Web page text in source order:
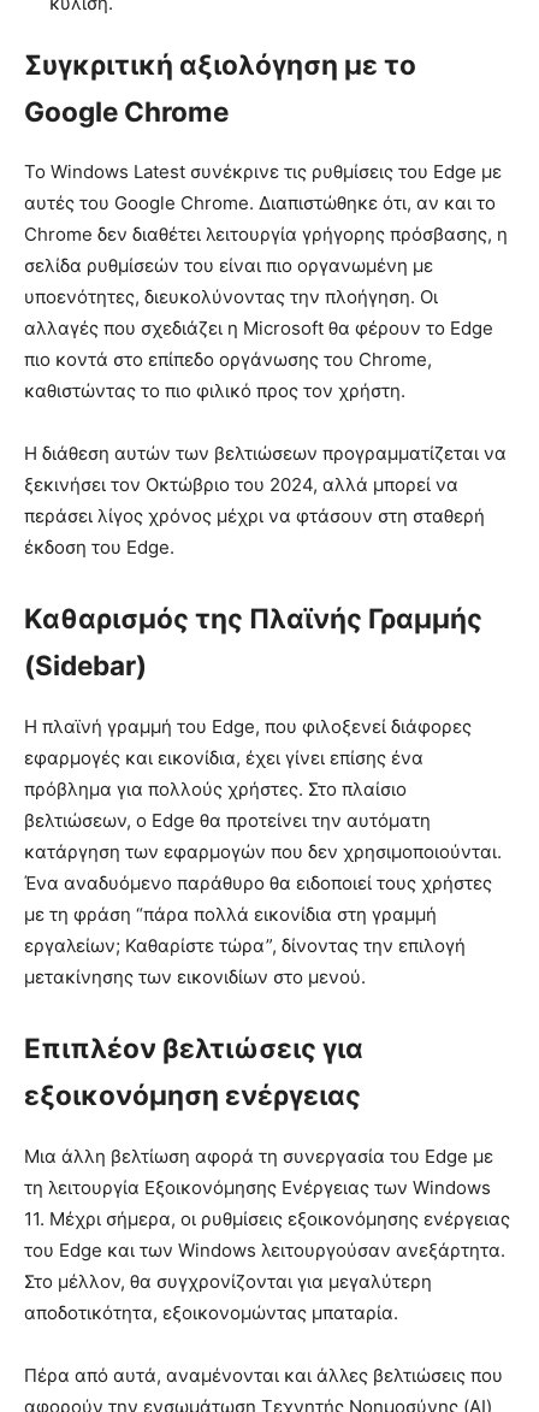
Συγκριτική αξιολόγηση με το
Google Chrome
Το Windows Latest συνέκρινε τις ρυθμίσεις του Edge με
αυτές του Google Chrome. Διαπιστώθηκε ότι, αν και το
Chrome δεν διαθέτει λειτουργία γρήγορης πρόσβασης, η
σελίδα ρυθμίσεών του είναι πιο οργανωμένη με
υποενότητες, διευκολύνοντας την πλοήγηση. Οι
αλλαγές που σχεδιάζει η Microsoft θα φέρουν το Edge
πιο κοντά στο επίπεδο οργάνωσης του Chrome,
καθιστώντας το πιο φιλικό προς τον χρήστη.
Η διάθεση αυτών των βελτιώσεων προγραμματίζεται να
ξεκινήσει τον Οκτώβριο του 2024, αλλά μπορεί να
περάσει λίγος χρόνος μέχρι να φτάσουν στη σταθερή
έκδοση του Edge.
Καθαρισμός της Πλαϊνής Γραμμής
(Sidebar)
Η πλαϊνή γραμμή του Edge, που φιλοξενεί διάφορες
εφαρμογές και εικονίδια, έχει γίνει επίσης ένα
πρόβλημα για πολλούς χρήστες. Στο πλαίσιο
βελτιώσεων, ο Edge θα προτείνει την αυτόματη
κατάργηση των εφαρμογών που δεν χρησιμοποιούνται.
Ένα αναδυόμενο παράθυρο θα ειδοποιεί τους χρήστες
με τη φράση “πάρα πολλά εικονίδια στη γραμμή
εργαλείων; Καθαρίστε τώρα”, δίνοντας την επιλογή
μετακίνησης των εικονιδίων στο μενού.
Επιπλέον βελτιώσεις για
εξοικονόμηση ενέργειας
Μια άλλη βελτίωση αφορά τη συνεργασία του Edge με
τη λειτουργία Εξοικονόμησης Ενέργειας των Windows
11. Μέχρι σήμερα, οι ρυθμίσεις εξοικονόμησης ενέργειας
του Edge και των Windows λειτουργούσαν ανεξάρτητα.
Στο μέλλον, θα συγχρονίζονται για μεγαλύτερη
αποδοτικότητα, εξοικονομώντας μπαταρία.
Πέρα από αυτά, αναμένονται και άλλες βελτιώσεις που
αφορούν την ενσωμάτωση Τεχνητής Νοημοσύνης (AI)